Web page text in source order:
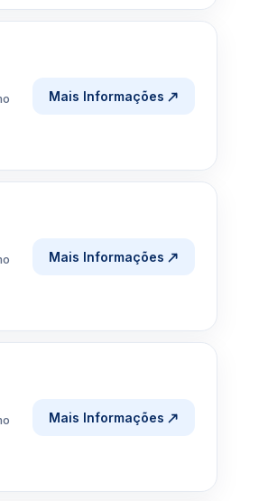
Mais Informações
Mais Informações
Mais Informações